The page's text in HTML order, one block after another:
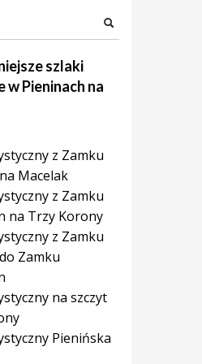
szlaki
Pieninach na
z Zamku
Macelak
z Zamku
na Trzy Korony
z Zamku
Zamku
na szczyt
Pienińska